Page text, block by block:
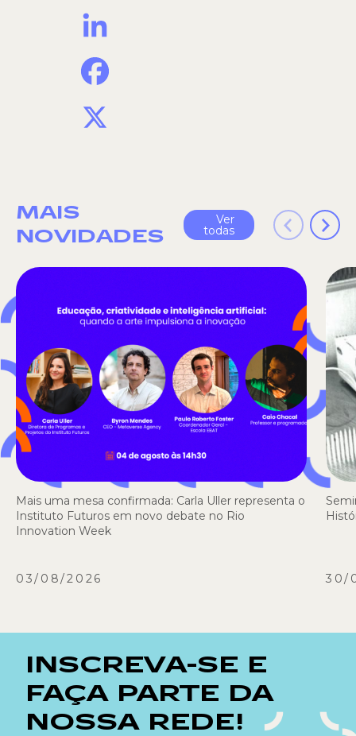
MAIS
NOVIDADES
Ver
todas
Mais uma mesa confirmada: Carla Uller representa o
Instituto Futuros em novo debate no Rio
Innovation Week
03/08/2026 30/
INSCREVA-SE E
FAÇA PARTE DA
NOSSA REDE!